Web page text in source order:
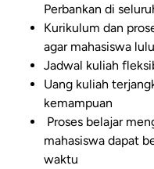
Perbankan di
Kurikulum dan
agar mahasiswa
Jadwal kuliah
Uang kuliah
kemampuan
Proses belajar
mahasiswa dapat
waktu